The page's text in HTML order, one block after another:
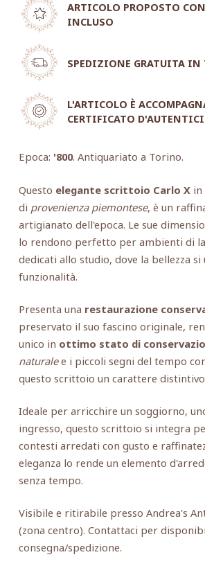
ARTICOLO PROPOSTO
INCLUSO
SPEDIZIONE GRATUITA
L'ARTICOLO È
CERTIFICATO
Epoca: '800. Antiquariato a Torino.
Questo elegante scrittoio Carlo Xin
di provenienza piemontese, è un
artigianato dell'epoca. Le sue
lo rendono perfetto per ambienti di
dedicati allo studio, dove la bellezza si
funzionalità.
Presenta una restaurazione
preservato il suo fascino originale,
unico in ottimo stato di
naturalee i piccoli segni del tempo
questo scrittoio un carattere
Ideale per arricchire un soggiorno,
ingresso, questo scrittoio si integra
contesti arredati con gusto e
eleganza lo rende un elemento
senza tempo.
Visibile e ritirabile presso Andrea's
(zona centro). Contattaci per
consegna/spedizione.